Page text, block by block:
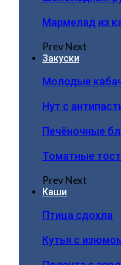
Мармелад из
PrevNext
Закуски
Молодые
Нут с
Печёночные
Томатные
PrevNext
Каши
Птица сдохла
Кутья с